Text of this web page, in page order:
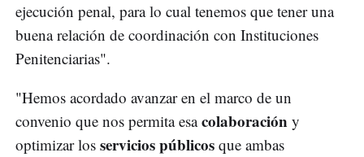
ejecución penal, para lo cual tenemos que tener una
buena relación de coordinación con Instituciones
Penitenciarias".
"Hemos acordado avanzar en el marco de un
convenio que nos permita esacolaboración y
optimizar los servicios públicos que ambas